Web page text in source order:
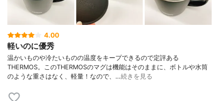
4.00
軽いのに優秀
温かいものや冷たいものの温度をキープできるので定評ある
THERMOS。このTHERMOSのマグは機能はそのままに、ボトルや水筒
のような重さはなく、軽量！なので、…続きを見る